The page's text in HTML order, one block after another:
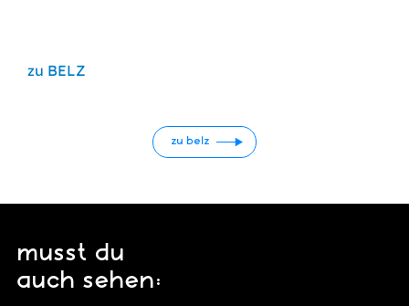
zu BELZ
zu belz
musst du
auch sehen: